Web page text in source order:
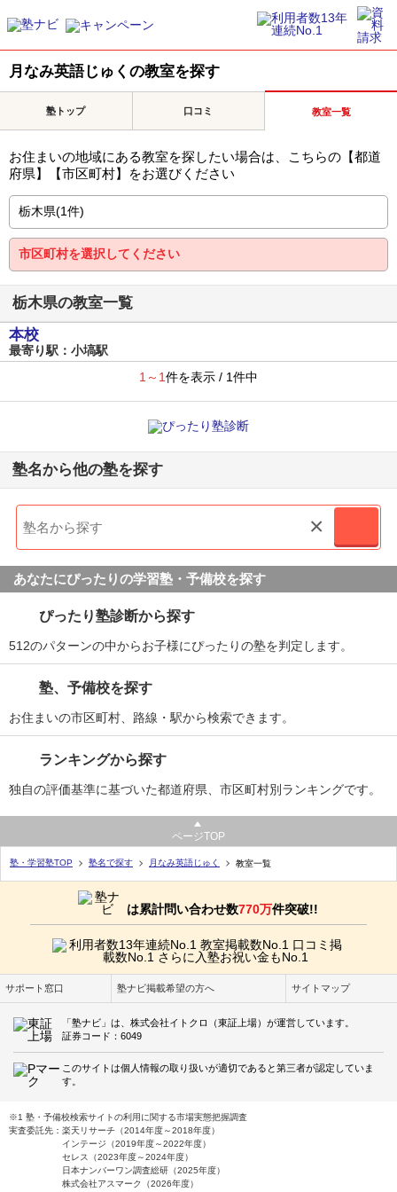
月なみ英語じゅくの教室を探す
塾トップ 口コミ 教室一覧
お住まいの地域にある教室を探したい場合は、こちらの【都道
府県】【市区町村】をお選びください
栃木県の教室一覧
本校
最寄り駅：小塙駅
1～1件を表示 / 1件中
塾名から他の塾を探す
×
あなたにぴったりの学習塾・予備校を探す
ぴったり塾診断から探す
512のパターンの中からお子様にぴったりの塾を判定します。
塾、予備校を探す
お住まいの市区町村、路線・駅から検索できます。
ランキングから探す
独自の評価基準に基づいた都道府県、市区町村別ランキングです。
ページTOP
塾・学習塾TOP 塾名で探す 月なみ英語じゅく 教室一覧
は累計問い合わせ数770万件突破!!
サポート窓口 塾ナビ掲載希望の方へ サイトマップ
「塾ナビ」は、株式会社イトクロ（東証上場）が運営しています。
証券コード：6049
このサイトは個人情報の取り扱いが適切であると第三者が認定していま
す。
※1 塾・予備校検索サイトの利用に関する市場実態把握調査
実査委託先：楽天リサーチ（2014年度～2018年度）
インテージ（2019年度～2022年度）
セレス（2023年度～2024年度）
日本ナンバーワン調査総研（2025年度）
株式会社アスマーク（2026年度）